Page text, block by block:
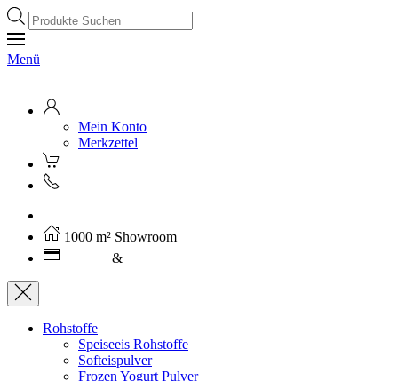
Products
search
Menü
Mein Konto
Merkzettel
1000 m² Showroom
&
Rohstoffe
Speiseeis Rohstoffe
Softeispulver
Frozen Yogurt Pulver